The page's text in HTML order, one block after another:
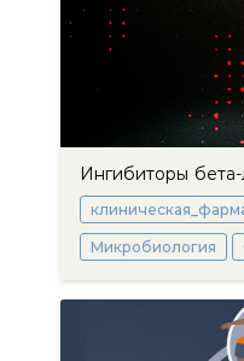
Ингибиторы бета-
Микробиология